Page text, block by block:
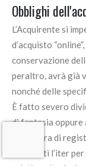
Obblighi
L’Acquirente si
d’acquisto
conservazione
peraltro, avrà già
nonché delle
È fatto severo
di fantasia
procedura di
confronti l’iter